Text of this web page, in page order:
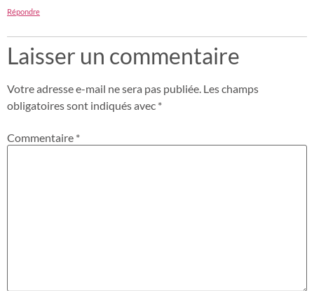
Répondre
Laisser un commentaire
Votre adresse e-mail ne sera pas publiée. Les champs
obligatoires sont indiqués avec *
Commentaire *